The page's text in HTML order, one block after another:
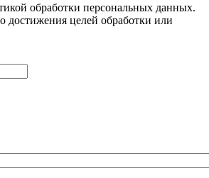
обработки персональных данных.
достижения целей обработки или